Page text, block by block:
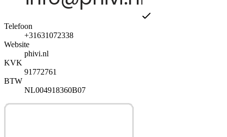
Telefoon
+31631072338
Website
phivi.nl
KVK
91772761
BTW
NL004918360B07